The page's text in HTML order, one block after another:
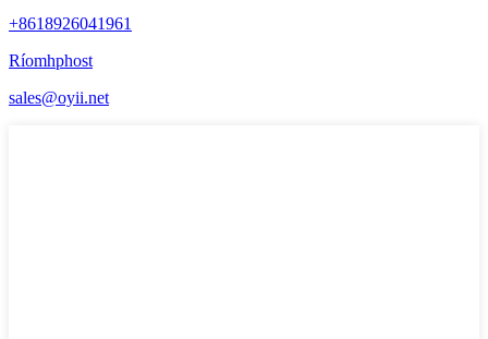
+8618926041961
Ríomhphost
sales@oyii.net